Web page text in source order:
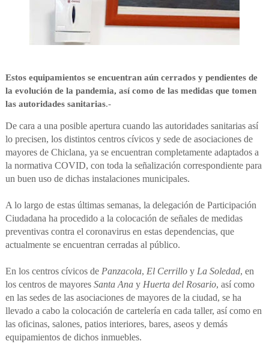
Estos equipamientos se encuentran aún cerrados y pendientes de
la evolución de la pandemia, así como de las medidas que tomen
las autoridades sanitarias.-
De cara a una posible apertura cuando las autoridades sanitarias así
lo precisen, los distintos centros cívicos y sede de asociaciones de
mayores de Chiclana, ya se encuentran completamente adaptados a
la normativa COVID, con toda la señalización correspondiente para
un buen uso de dichas instalaciones municipales.
A lo largo de estas últimas semanas, la delegación de Participación
Ciudadana ha procedido a la colocación de señales de medidas
preventivas contra el coronavirus en estas dependencias, que
actualmente se encuentran cerradas al público.
En los centros cívicos de Panzacola, El Cerrilloy La Soledad, en
los centros de mayores Santa Anay Huerta del Rosario, así como
en las sedes de las asociaciones de mayores de la ciudad, se ha
llevado a cabo la colocación de cartelería en cada taller, así como en
las oficinas, salones, patios interiores, bares, aseos y demás
equipamientos de dichos inmuebles.